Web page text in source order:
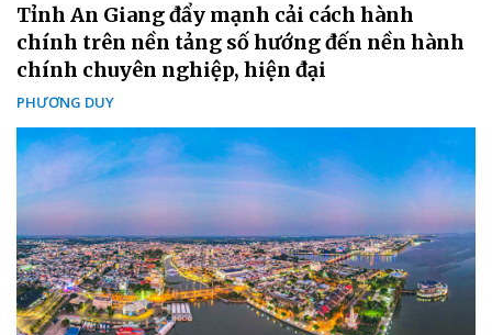
Tỉnh An Giang đẩy mạnh cải cách hành
chính trên nền tảng số hướng đến nền hành
chính chuyên nghiệp, hiện đại
PHƯƠNG DUY